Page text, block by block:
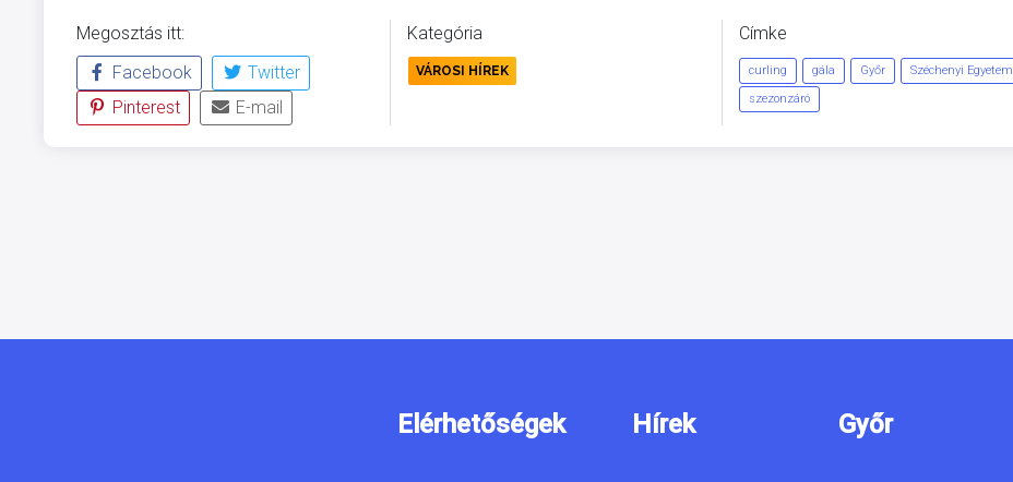
Megosztás itt:
Facebook
Twitter
Pinterest
E-mail
Kategória
VÁROSI HÍREK
Címke
curling gála Győr
Széchenyi Egyetem
szezonzáró
Elérhetőségek Hírek Győr